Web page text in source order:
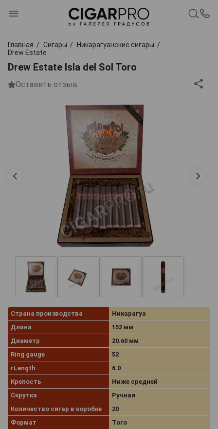
Главная Сигары
Никарагуанские сигары
Drew Estate
Drew Estate Isla del Sol Toro
Оставить отзыв
Страна производства
Никарагуа
Длина
152 мм
Диаметр
20.60 мм
Ring gauge
52
rLength
6.0
Крепость
Ниже средней
Скрутка
Ручная
Количество сигар в коробке
20
Формат
Toro